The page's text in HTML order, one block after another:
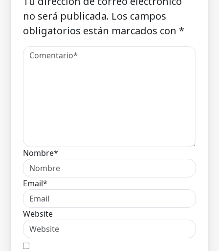
no será publicada. Los campos
obligatorios están marcados con *
Nombre*
Email*
Website